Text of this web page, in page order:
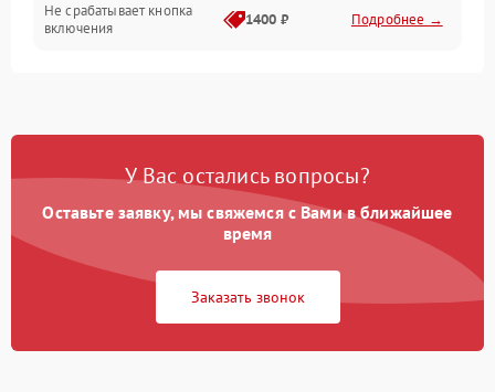
Не срабатывает кнопка
включения
1400 ₽ Подробнее →
Постоянные сбои в работе 1500 ₽ Подробнее →
У Вас остались вопросы?
Оставьте заявку, мы свяжемся с Вами в ближайшее
время
Заказать звонок